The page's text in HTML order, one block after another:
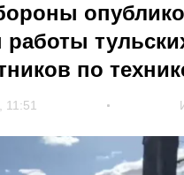
работы
по
11:51